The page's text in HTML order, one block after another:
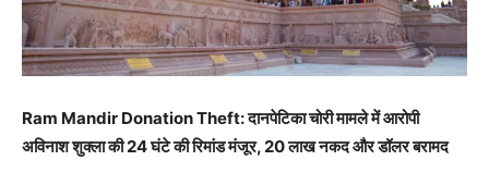
Ram Mandir Donation Theft: दानपेटिका चोरी मामले में आरोपी
अविनाश शुक्ला की 24 घंटे की रिमांड मंजूर, 20 लाख नकद और डॉलर बरामद